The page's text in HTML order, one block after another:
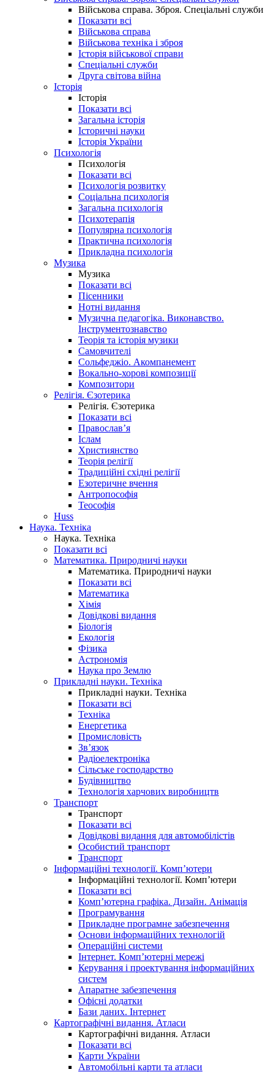
Військова справа. Зброя. Спеціальні служби
Показати всі
Військова справа
Військова техніка і зброя
Історія військової справи
Спеціальні служби
Друга світова війна
Історія
Історія
Показати всі
Загальна історія
Історичні науки
Історія України
Психологія
Психологія
Показати всі
Психологія розвитку
Соціальна психологія
Загальна психологія
Психотерапія
Популярна психологія
Практична психологія
Прикладна психологія
Музика
Музика
Показати всі
Пісенники
Нотні видання
Музична педагогіка. Виконавство.
Інструментознавство
Теорія та історія музики
Самовчителі
Сольфеджіо. Акомпанемент
Вокально-хорові композиції
Композитори
Релігія. Єзотерика
Релігія. Єзотерика
Показати всі
Православ’я
Іслам
Християнство
Теорія релігії
Традиційні східні релігії
Езотеричне вчення
Антропософія
Теософія
Huss
Наука. Техніка
Наука. Техніка
Показати всі
Математика. Природничі науки
Математика. Природничі науки
Показати всі
Математика
Хімія
Довідкові видання
Біологія
Екологія
Фізика
Астрономія
Наука про Землю
Прикладні науки. Техніка
Прикладні науки. Техніка
Показати всі
Техніка
Енергетика
Промисловість
Зв’язок
Радіоелектроніка
Сільське господарство
Будівництво
Технологія харчових виробництв
Транспорт
Транспорт
Показати всі
Довідкові видання для автомобілістів
Особистий транспорт
Транспорт
Інформаційні технології. Комп’ютери
Інформаційні технології. Комп’ютери
Показати всі
Комп’ютерна графіка. Дизайн. Анімація
Програмування
Прикладне програмне забезпечення
Основи інформаційних технологій
Операційні системи
Інтернет. Комп’ютерні мережі
Керування і проектування інформаційних
систем
Апаратне забезпечення
Офісні додатки
Бази даних. Інтернет
Картографічні видання. Атласи
Картографічні видання. Атласи
Показати всі
Карти України
Автомобільні карти та атласи